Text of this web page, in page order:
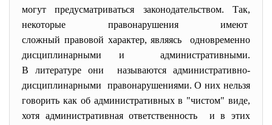
могут предусматриваться законодательством. Так,
некоторые правонарушения имеют
сложный правовой характер, являясь одновременно
дисциплинарными и административными.
В литературе они называются административно-
дисциплинарными правонарушениями. О них нельзя
говорить как об административных в "чистом" виде,
хотя административная ответственность и в этих